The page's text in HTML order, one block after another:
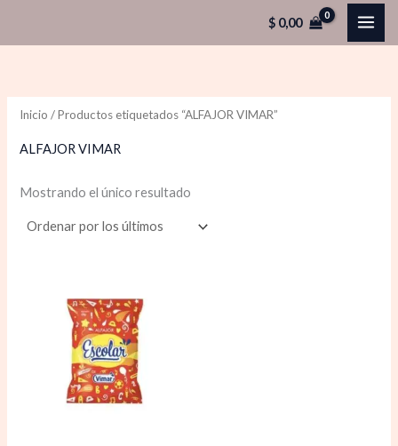
$0,00
Inicio / Productos etiquetados “ALFAJOR VIMAR”
ALFAJOR VIMAR
Mostrando el único resultado